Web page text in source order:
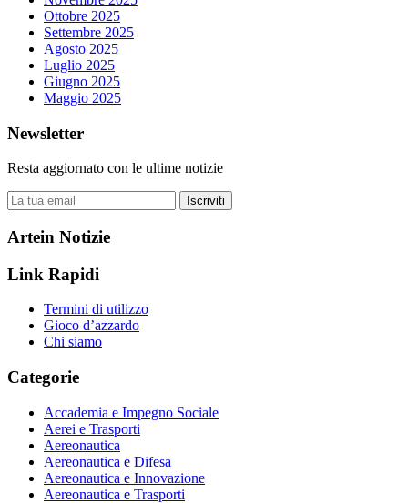
Ottobre 2025
Settembre 2025
Agosto 2025
Luglio 2025
Giugno 2025
Maggio 2025
Newsletter
Resta aggiornato con le ultime notizie
Iscriviti
Artein Notizie
Link Rapidi
Termini di utilizzo
Gioco d’azzardo
Chi siamo
Categorie
Accademia e Impegno Sociale
Aerei e Trasporti
Aereonautica
Aereonautica e Difesa
Aereonautica e Innovazione
Aereonautica e Trasporti